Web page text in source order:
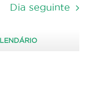
Dia seguinte